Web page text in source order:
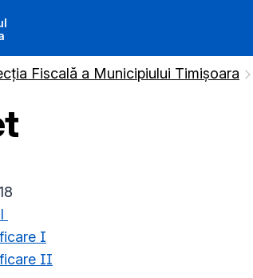
Fiscală a Municipiului Timișoara
I
II